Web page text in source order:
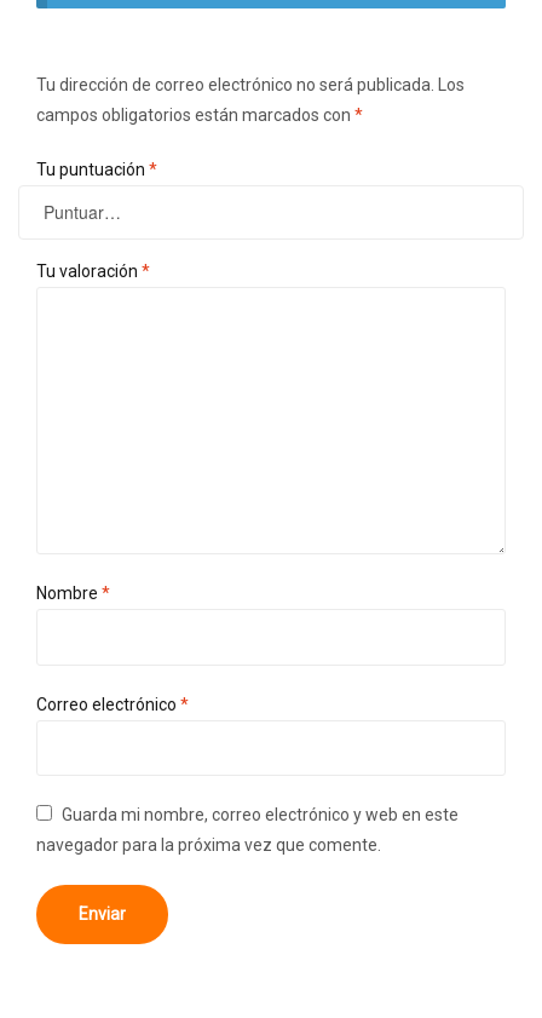
Tu dirección de correo electrónico no será publicada. Los
campos obligatorios están marcados con *
Tu puntuación *
Tu valoración *
Nombre *
Correo electrónico *
Guarda mi nombre, correo electrónico y web en este
navegador para la próxima vez que comente.